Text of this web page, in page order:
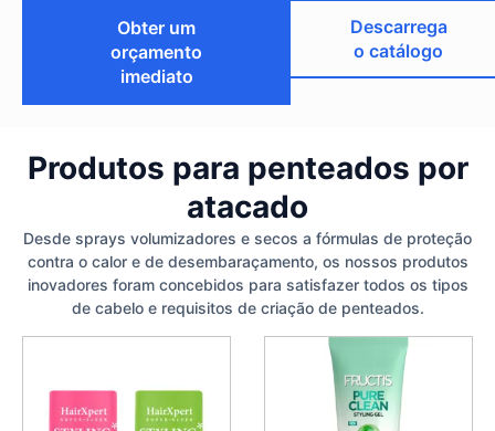
Obter um
orçamento
imediato
Descarrega
o catálogo
Produtos para penteados por
atacado
Desde sprays volumizadores e secos a fórmulas de proteção
contra o calor e de desembaraçamento, os nossos produtos
inovadores foram concebidos para satisfazer todos os tipos
de cabelo e requisitos de criação de penteados.